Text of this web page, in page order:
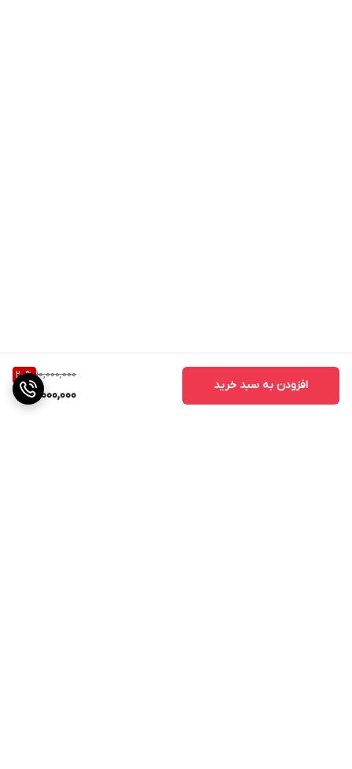
10,000,000
20%
8,000,000
افزودن به سبد خرید